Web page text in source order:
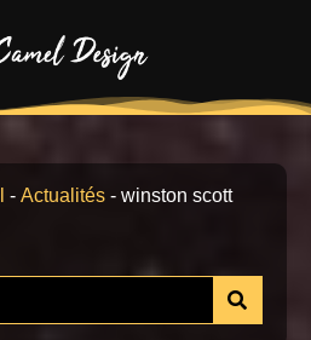
- Actualités - winston scott